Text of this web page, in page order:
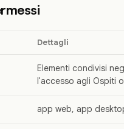
Dettagli
Elementi condivisi
l'accesso agli Ospiti
app web, app